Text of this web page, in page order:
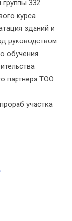
группы 332
курса
зданий и
руководством
обучения
партнера ТОО
участка